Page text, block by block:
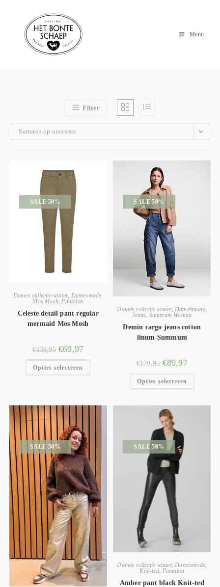
Menu
Filter
Sorteren op nieuwste
SALE 50%
Dames collectie winter, Damesmode,
Mos Mosh,Pantalon
Celeste detail pant regular
mermaid Mos Mosh
€139,95 €69,97
Opties selecteren
SALE 50%
Dames collectie zomer, Damesmode,
Jeans Summum Woman
Demin cargo jeans cotton
linum Summum
€179,95 €89,97
Opties selecteren
SALE 50% SALE 50%
Dames collectie winter,Damesmode,
Knit-ted, Pantalon
Amber pant black Knit-ted